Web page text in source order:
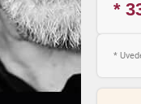
*
*